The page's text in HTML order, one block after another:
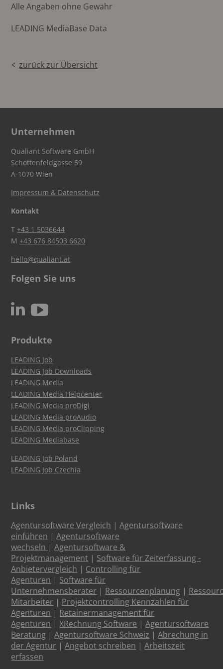
Alle Angaben ohne Gewähr
LEADING MediaBase Data
zurück zur Übersicht
Unternehmen
Qualiant Software GmbH
Schottenfeldgasse 59
A-1070 Wien
Impressum & Datenschutz
Kontakt
T+43 1 5036644
M+43 676 84503 6620
hello@qualiant.at
Folgen Sie uns
N c
Produkte
LEADING Job
LEADING Job Downloads
LEADING Media
LEADING Media Helpcenter
LEADING Media proDigi
LEADING Media proAudio
LEADING Media proClipping
LEADING Mediabase
LEADING Job Poland
LEADING Job Czechia
Links
Agentursoftware Vergleich |Agentursoftware
einführen |Agentursoftware
wechseln |Agentursoftware &
Projektmanagement | Software für Zeiterfassung -
Anbietervergleich | Controlling für
Agenturen | Software für
Unternehmensberater | Ressourcenplanung |
Mitarbeiter | Projektcontrolling Kennzahlen für
Agenturen | Retainermanagement für
Agenturen |XRechnung Software |Agentursoftware
Beratung |Agentursoftware Schweiz |Abrechung in
der Agentur |Angebot schreiben |Arbeitszeit
erfassen